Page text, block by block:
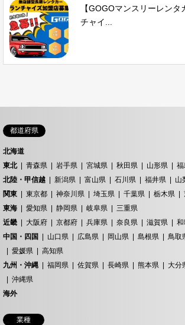
【GOGOマンスリーレン
チャイ...
都道府県
北海道
東北
青森県 岩手県 宮城県 秋田県 山形県
北陸・甲信越
新潟県 富山県 石川県 福井県 山
関東
東京都 神奈川県 埼玉県 千葉県 栃木県
東海
愛知県 静岡県 岐阜県
三重県
近畿
大阪府 京都府 兵庫県 奈良県 滋賀県
中国・四国
山口県 広島県 岡山県 島根県 鳥取
愛媛県
高知県
九州・沖縄
福岡県 佐賀県 長崎県 熊本県 大分
沖縄県
海外
業種